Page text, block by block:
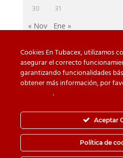
30 31
« Nov Ene »
Cuidado con las
Política de Cookies
Política de seguridad
Cookies En Tubacex, utilizamos
asegurar el correcto
garantizando funcionalidades
obtener más información, por
.
Aceptar
Política de